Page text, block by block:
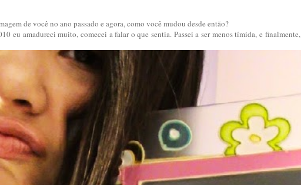
de você no ano passado e agora, como você mudou desde então?
eu amadureci muito, comecei a falar o que sentia. Passei a ser menos tímida, e finalmente,